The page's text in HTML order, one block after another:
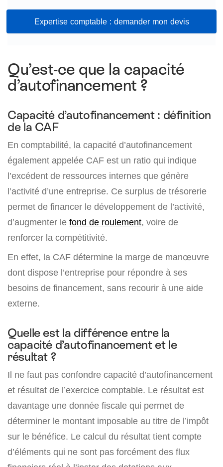
Expertise comptable : demander mon devis
Qu’est-ce que la capacité
d’autofinancement ?
Capacité d’autofinancement : définition
de la CAF
En comptabilité, la capacité d’autofinancement
également appelée CAF est un ratio qui indique
l’excédent de ressources internes que génère
l’activité d’une entreprise. Ce surplus de trésorerie
permet de financer le développement de l’activité,
d’augmenter le fond de roulement, voire de
renforcer la compétitivité.
En effet, la CAF détermine la marge de manœuvre
dont dispose l’entreprise pour répondre à ses
besoins de financement, sans recourir à une aide
externe.
Quelle est la différence entre la
capacité d’autofinancement et le
résultat ?
Il ne faut pas confondre capacité d’autofinancement
et résultat de l’exercice comptable. Le résultat est
davantage une donnée fiscale qui permet de
déterminer le montant imposable au titre de l’impôt
sur le bénéfice. Le calcul du résultat tient compte
d’éléments qui ne sont pas forcément des flux